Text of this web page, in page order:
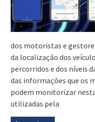
dos motoristas e
da localização dos
percorridos e dos níveis
das informações que os
podem monitorizar
utilizadas pela